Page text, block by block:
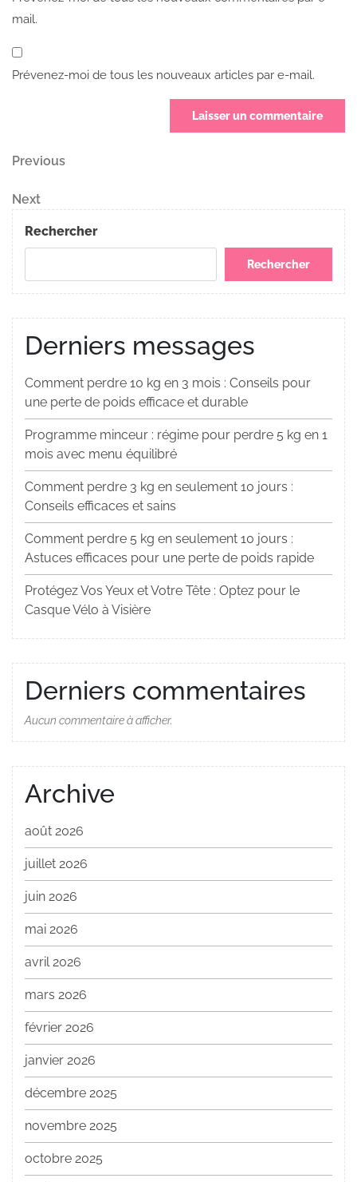
mail.
Prévenez-moi de tous les nouveaux articles par e-mail.
Navigation
de
l’article
Previous
Previous
Next
Post
Next
Rechercher
Rechercher
Derniers messages
Comment perdre 10 kg en 3 mois : Conseils pour
une perte de poids efficace et durable
Programme minceur : régime pour perdre 5 kg en 1
mois avec menu équilibré
Comment perdre 3 kg en seulement 10 jours :
Conseils efficaces et sains
Comment perdre 5 kg en seulement 10 jours :
Astuces efficaces pour une perte de poids rapide
Protégez Vos Yeux et Votre Tête : Optez pour le
Casque Vélo à Visière
Derniers commentaires
Aucun commentaire à afficher.
Archive
août 2026
juillet 2026
juin 2026
mai 2026
avril 2026
mars 2026
février 2026
janvier 2026
décembre 2025
novembre 2025
octobre 2025